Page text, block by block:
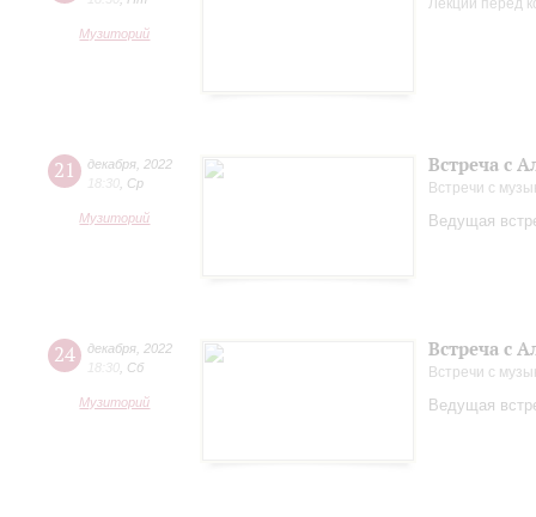
Музиторий
Лекции перед
21 декабря 2022
18:30 Ср
Музиторий
Встреча с
Встречи с
Ведущая
24 декабря 2022
18:30 Сб
Музиторий
Встреча с
Встречи с
Ведущая